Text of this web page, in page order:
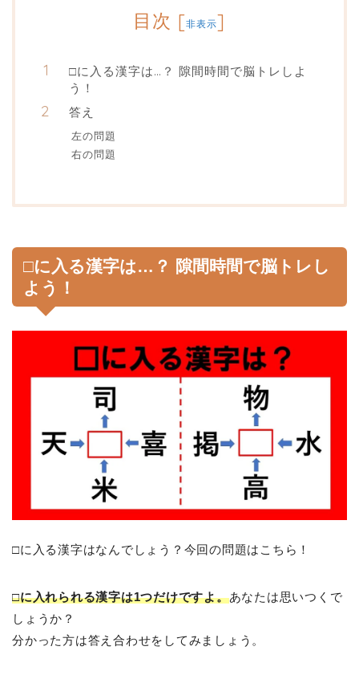
目次 [非表示]
□に入る漢字は…？ 隙間時間で脳トレしよ
う！
答え
左の問題
右の問題
□に入る漢字は…？ 隙間時間で脳トレし
よう！
□に入る漢字はなんでしょう？今回の問題はこちら！
□に入れられる漢字は1つだけですよ。あなたは思いつくで
しょうか？
分かった方は答え合わせをしてみましょう。